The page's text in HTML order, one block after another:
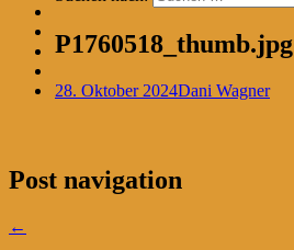
P1760518_thumb.jpg
28. Oktober 2024Dani Wagner
Post navigation
←